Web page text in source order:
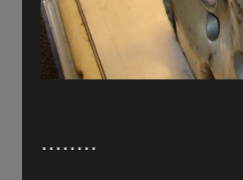
........